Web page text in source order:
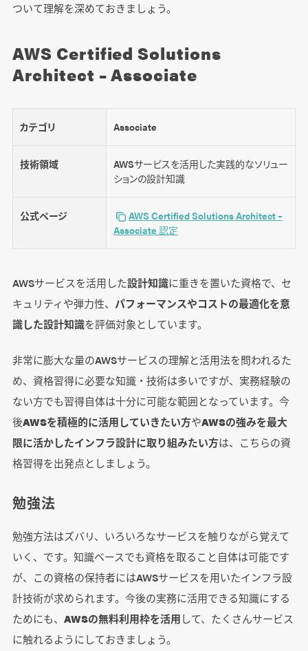
ついて理解を深めておきましょう。
AWS Certified Solutions
Architect – Associate
カテゴリ Associate
技術領域
AWSサービスを活用した実践的なソリュー
ションの設計知識
公式ページ
AWS Certified Solutions Architect –
Associate 認定
AWSサービスを活用した設計知識に重きを置いた資格で、セ
キュリティや弾力性、 パフォーマンスやコストの最適化を意
識した設計知識を評価対象としています。
非常に膨大な量のAWSサービスの理解と活用法を問われるた
め、資格習得に必要な知識・技術は多いですが、実務経験の
ない方でも習得自体は十分に可能な範囲となっています。今
後AWSを積極的に活用していきたい方やAWSの強みを最大
限に活かしたインフラ設計に取り組みたい方は、こちらの資
格習得を出発点としましょう。
勉強法
勉強方法はズバリ、いろいろなサービスを触りながら覚えて
いく、です。知識ベースでも資格を取ること自体は可能です
が、この資格の保持者にはAWSサービスを用いたインフラ設
計技術が求められます。今後の実務に活用できる知識にする
ためにも、 AWSの無料利用枠を活用して、たくさんサービス
に触れるようにしておきましょう。